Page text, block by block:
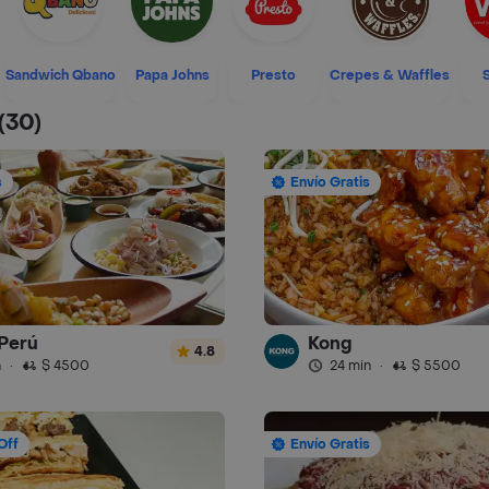
Sandwich Qbano Papa Johns Presto Crepes & Waffles
· $ 4500
4.8
Envío Gratis
Kong
24 min · $ 5500
Envío Gratis